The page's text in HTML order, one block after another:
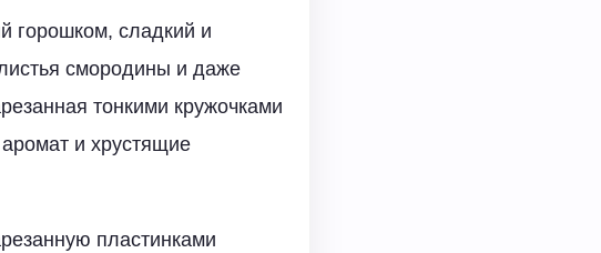
горошком, сладкий и
смородины и даже
тонкими кружочками
и хрустящие
пластинками